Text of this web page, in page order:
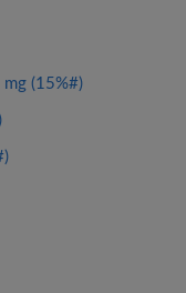
mg (15%#)